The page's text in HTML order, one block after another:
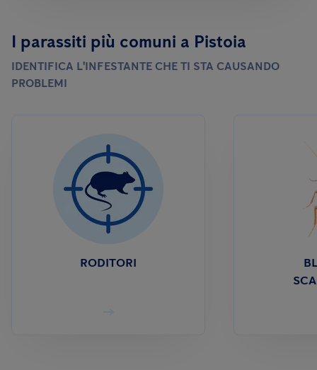
I parassiti più comuni a Pistoia
IDENTIFICA L'INFESTANTE CHE TI STA CAUSANDO
PROBLEMI
RODITORI